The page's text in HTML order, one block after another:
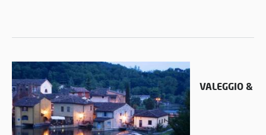
VALEGGIO &